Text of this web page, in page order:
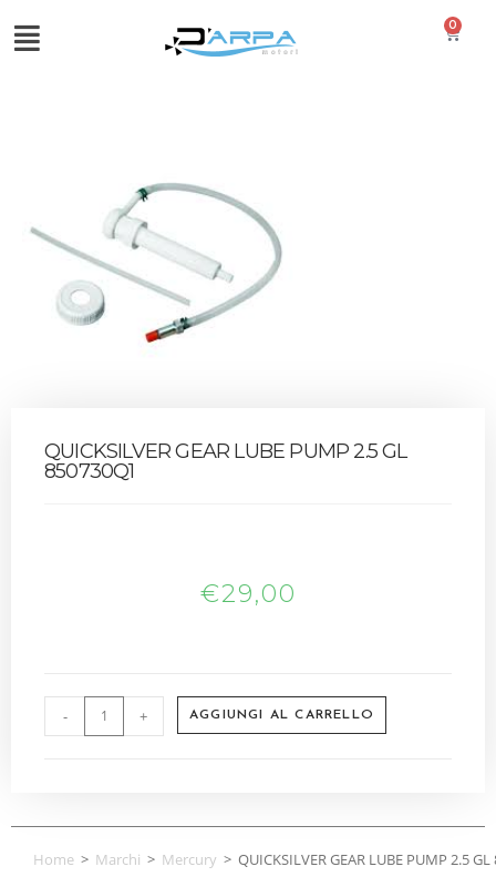
0
QUICKSILVER GEAR LUBE PUMP 2.5 GL
850730Q1
€29,00
- + AGGIUNGI AL CARRELLO
Home > Marchi > Mercury > QUICKSILVER GEAR LUBE PUMP 2.5